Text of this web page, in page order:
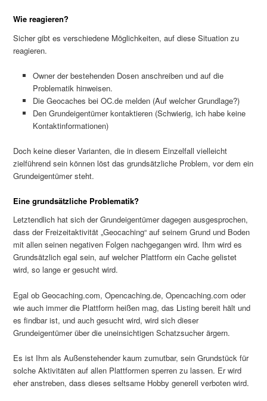
Wie reagieren?
Sicher gibt es verschiedene Möglichkeiten, auf diese Situation zu
reagieren.
Owner der bestehenden Dosen anschreiben und auf die
Problematik hinweisen.
Die Geocaches bei OC.de melden (Auf welcher Grundlage?)
Den Grundeigentümer kontaktieren (Schwierig, ich habe keine
Kontaktinformationen)
Doch keine dieser Varianten, die in diesem Einzelfall vielleicht
zielführend sein können löst das grundsätzliche Problem, vor dem ein
Grundeigentümer steht.
Eine grundsätzliche Problematik?
Letztendlich hat sich der Grundeigentümer dagegen ausgesprochen,
dass der Freizeitaktivität „Geocaching“ auf seinem Grund und Boden
mit allen seinen negativen Folgen nachgegangen wird. Ihm wird es
Grundsätzlich egal sein, auf welcher Plattform ein Cache gelistet
wird, so lange er gesucht wird.
Egal ob Geocaching.com, Opencaching.de, Opencaching.com oder
wie auch immer die Plattform heißen mag, das Listing bereit hält und
es findbar ist, und auch gesucht wird, wird sich dieser
Grundeigentümer über die uneinsichtigen Schatzsucher ärgern.
Es ist Ihm als Außenstehender kaum zumutbar, sein Grundstück für
solche Aktivitäten auf allen Plattformen sperren zu lassen. Er wird
eher anstreben, dass dieses seltsame Hobby generell verboten wird.